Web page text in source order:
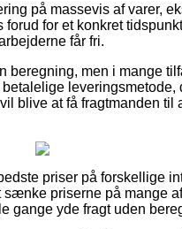
på massevis af varer,
for et konkret
får fri.
beregning, men i mange
blive at få fragtmanden til
priser på forskellige
priserne på mange
gange yde fragt uden